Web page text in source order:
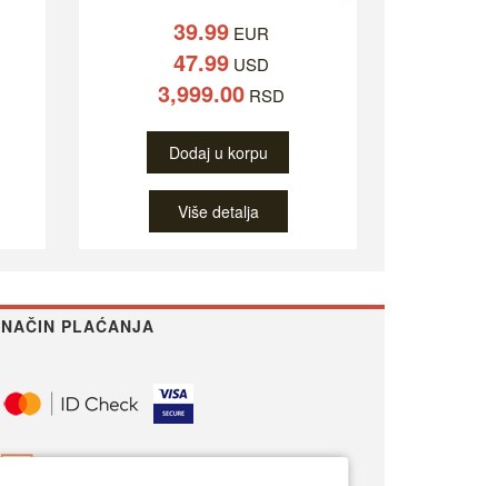
39.99EUR
47.99USD
3,999.00RSD
Dodaj u korpu
Više detalja
NAČIN PLAĆANJA